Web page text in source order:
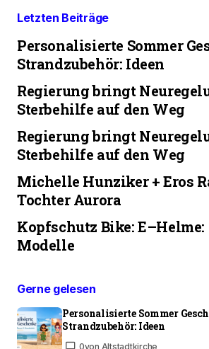
Letzten Beiträge
Personalisierte Sommer
Strandzubehör: Ideen
Regierung bringt
Sterbehilfe auf den Weg
Regierung bringt
Sterbehilfe auf den Weg
Michelle Hunziker + Eros
Tochter Aurora
Kopfschutz Bike:
Modelle
Gerne gelesen
Personalisierte Sommer
Strandzubehör: Ideen
0von Altstadtkirche